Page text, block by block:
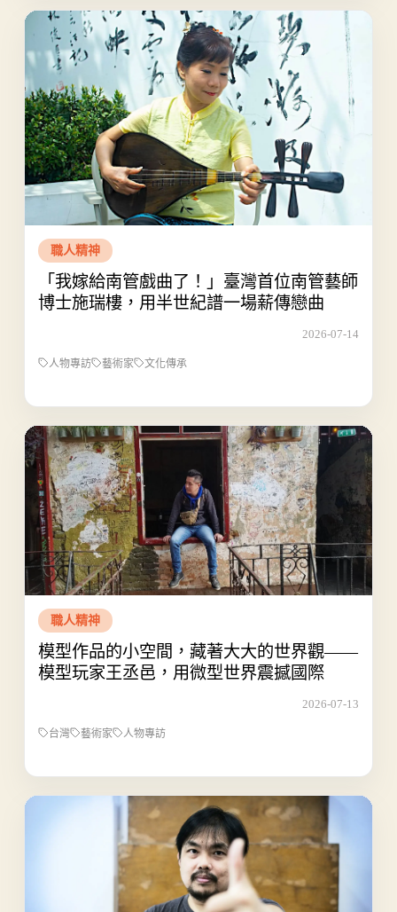
職人精神
「我嫁給南管戲曲了！」臺灣首位南管藝師
博士施瑞樓，用半世紀譜一場薪傳戀曲
2026-07-14
人物專訪 藝術家 文化傳承
職人精神
模型作品的小空間，藏著大大的世界觀——
模型玩家王丞邑，用微型世界震撼國際
2026-07-13
台灣 藝術家 人物專訪